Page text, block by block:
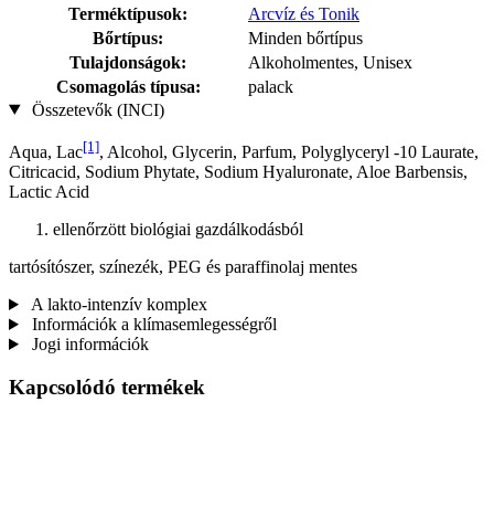
Terméktípusok:
Arcvíz és Tonik
Bőrtípus:
Minden bőrtípus
Tulajdonságok:
Alkoholmentes, Unisex
Csomagolás típusa:
palack
Összetevők (INCI)
Aqua, Lac[1], Alcohol, Glycerin, Parfum, Polyglyceryl -10 Laurate,
Citricacid, Sodium Phytate, Sodium Hyaluronate, Aloe Barbensis,
Lactic Acid
ellenőrzött biológiai gazdálkodásból
tartósítószer, színezék, PEG és paraffinolaj mentes
A lakto-intenzív komplex
Információk a klímasemlegességről
Jogi információk
Kapcsolódó termékek